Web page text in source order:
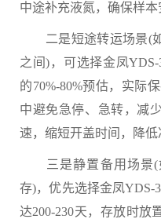
中途补充液氮，确保样本
二是短途转运场景(如
之间)，可选择金凤
的70%-80%预估，实际
中避免急停、急转，减
速，缩短开盖时间，降低
三是静置备用场景(
存)，优先选择金凤YDS-
达200-230天，存放时放